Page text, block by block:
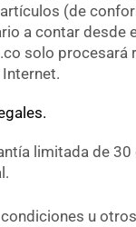
(de
a contar desde
solo
limitada de
u